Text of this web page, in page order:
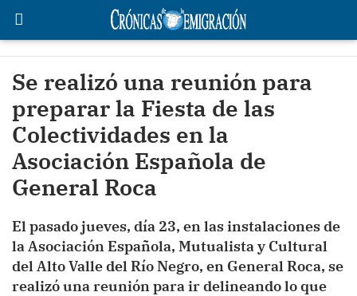
Se realizó una reunión para
preparar la Fiesta de las
Colectividades en la
Asociación Española de
General Roca
El pasado jueves, día 23, en las instalaciones de
la Asociación Española, Mutualista y Cultural
del Alto Valle del Río Negro, en General Roca, se
realizó una reunión para ir delineando lo que